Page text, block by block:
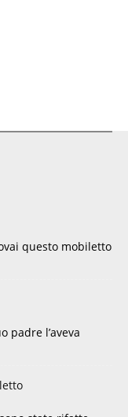
questo mobiletto
padre l’aveva